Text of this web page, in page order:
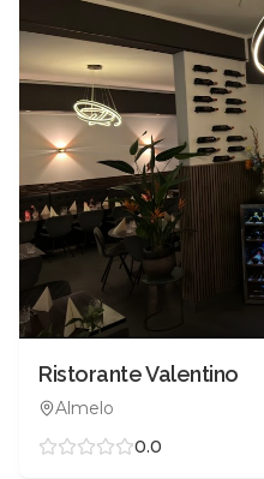
Ristorante Valentino
Almelo
0.0